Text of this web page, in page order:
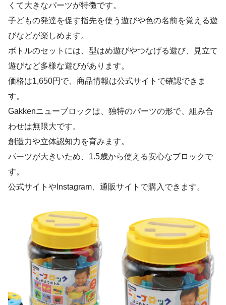
くて大きなパーツが特徴です。
子どもの発達を促す指先を使う遊びや色の名前を覚える遊
びなどが楽しめます。
ボトルのセットには、型はめ遊びやつなげる遊び、見立て
遊びなど多様な遊びがあります。
価格は1,650円で、商品情報は公式サイトで確認できま
す。
Gakkenニューブロックは、独特のパーツの形で、組み合
わせは無限大です。
創造力や立体認知力を育みます。
パーツが大きいため、1.5歳から使える安心なブロックで
す。
公式サイトやInstagram、通販サイトで購入できます。